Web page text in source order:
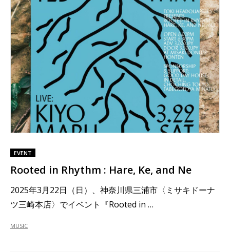
EVENT
Rooted in Rhythm : Hare, Ke, and Ne
2025年3月22日（日）、神奈川県三浦市〈ミサキドーナ
ツ三崎本店〉でイベント『Rooted in …
MUSIC